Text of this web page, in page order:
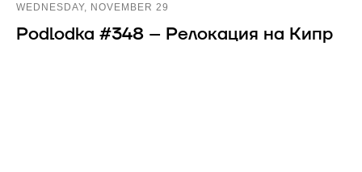
WEDNESDAY, NOVEMBER 29
Podlodka #348 – Релокация на Кипр